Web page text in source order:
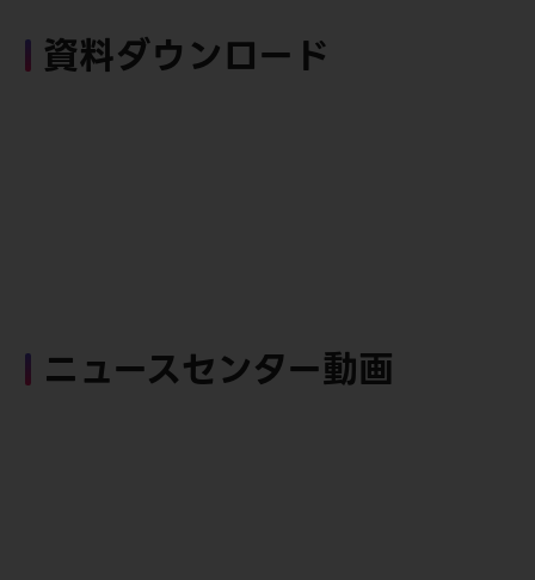
資料ダウンロード
ニュースセンター動画